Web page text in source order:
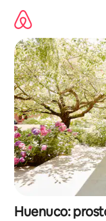
sadržaj
Huenuco: